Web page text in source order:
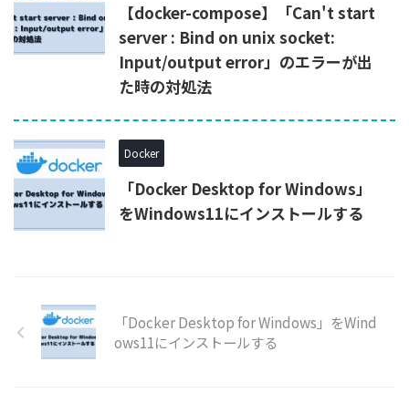
【docker-compose】「Can't start
server : Bind on unix socket:
Input/output error」のエラーが出
た時の対処法
Docker
「Docker Desktop for Windows」
をWindows11にインストールする
「Docker Desktop for Windows」をWind
ows11にインストールする